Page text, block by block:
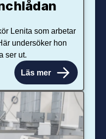
Lenita som arbetar
undersöker hon
ser ut.
Läs mer